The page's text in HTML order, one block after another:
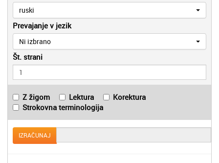
ruski
Prevajanje v jezik
Ni izbrano
Št. strani
Z žigom Lektura
Korektura
Strokovna terminologija
IZRAČUNAJ